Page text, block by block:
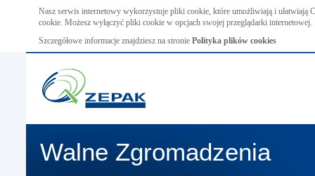
Nasz serwis internetowy wykorzystuje pliki cookie, które umożliwiają i ułatwiają
cookie. Możesz wyłączyć pliki cookie w opcjach swojej przeglądarki internetowej.
Szczegółowe informacje znajdziesz na stronie Polityka plików cookies
Walne Zgromadzenia